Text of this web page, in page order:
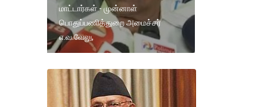
மாட்டார்கள்.- முன்னாள்
பொதுப்பணித்துறை அமைச்சர்
எ.வ.வேலு,